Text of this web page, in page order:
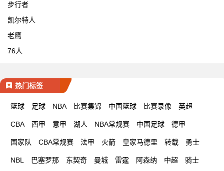
步行者
凯尔特人
老鹰
76人
热门标签
篮球 足球 NBA 比赛集锦 中国篮球 比赛录像 英超
CBA 西甲 意甲 湖人 NBA常规赛 中国足球 德甲
国家队 CBA常规赛 法甲 火箭 皇家马德里 转载 勇士
NBL 巴塞罗那 东契奇 曼城 雷霆 阿森纳 中超 骑士